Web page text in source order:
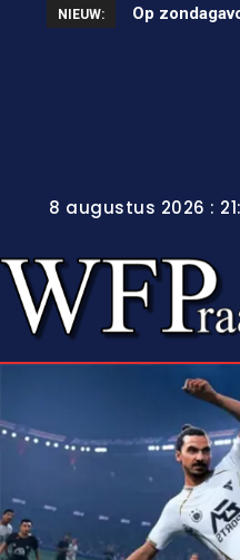
NIEUW: OpUnieke
8 augustus 2026 :